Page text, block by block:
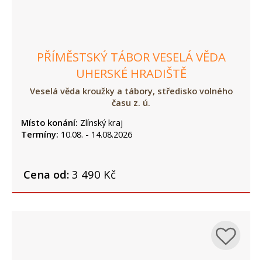
PŘÍMĚSTSKÝ TÁBOR VESELÁ VĚDA
UHERSKÉ HRADIŠTĚ
Veselá věda kroužky a tábory, středisko volného
času z. ú.
Místo konání: Zlínský kraj
Termíny: 10.08. - 14.08.2026
Cena od:3 490 Kč